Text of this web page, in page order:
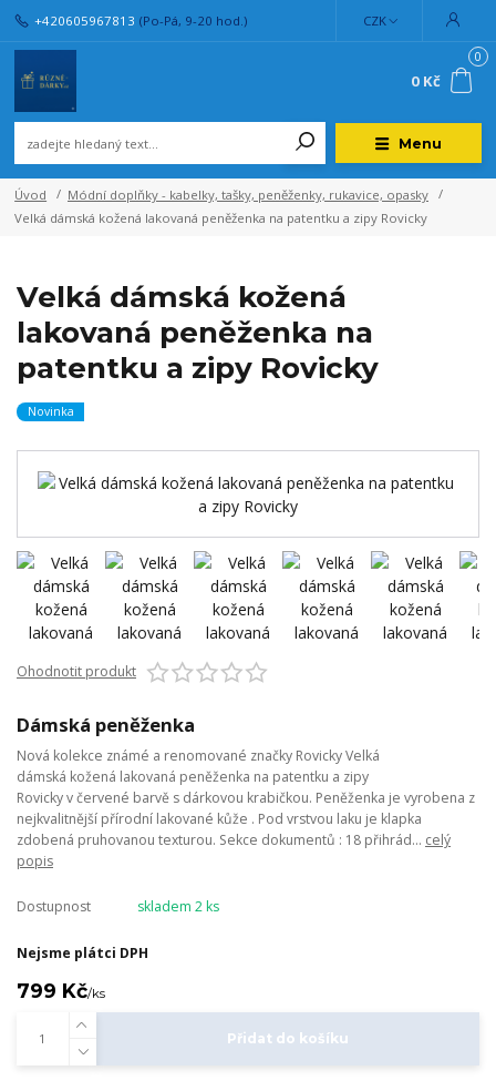
Menu
CZK
+420605967813 (Po-Pá, 9-20 hod.)
0
0 Kč
Úvod
Módní doplňky - kabelky, tašky, peněženky, rukavice, opasky
Velká dámská kožená lakovaná peněženka na patentku a zipy Rovicky
Velká dámská kožená
lakovaná peněženka na
patentku a zipy Rovicky
Novinka
Ohodnotit produkt
Dámská peněženka
Nová kolekce známé a renomované značky Rovicky Velká
dámská kožená lakovaná peněženka na patentku a zipy
Rovicky v červené barvě s dárkovou krabičkou. Peněženka je vyrobena z
nejkvalitnější přírodní lakované kůže . Pod vrstvou laku je klapka
zdobená pruhovanou texturou. Sekce dokumentů : 18 přihrád... celý
popis
Dostupnost skladem 2 ks
Nejsme plátci DPH
799 Kč/ks
Přidat do košíku